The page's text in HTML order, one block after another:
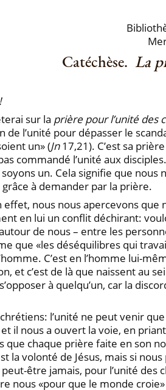
Catéchèse. La
sur la prière pour l’unité des
de l’unité pour dépasser le
un» (Jn17,21). C’est sa
commandé l’unité aux
un. Cela signifie que nous
à demander par la prière.
effet, nous nous apercevons
en lui un conflit déchirant:
de nous – entre les
que «les déséquilibres qui
C’est en l’homme lui-
et c’est de là que naissent au
à quelqu’un, car la
l’unité ne peut venir
il nous a ouvert la voie, en
que chaque prière faite en son
la volonté de Jésus, mais si
être jamais, pour l’unité
nous «pour que le monde